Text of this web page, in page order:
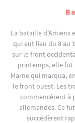
La bataille
qui eut lieu du 8 au
sur le front
printemps, elle fut
Marne qui marqua,
le front ouest. Les
commencèrent à
allemandes. Ce
succédèrent